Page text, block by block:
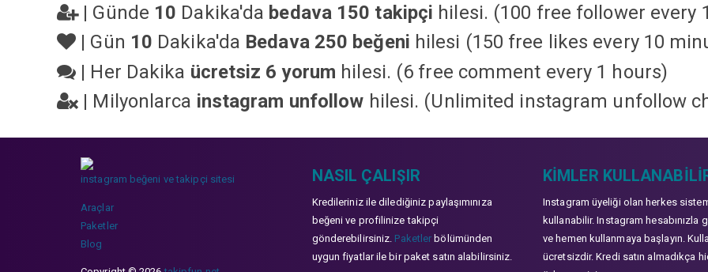
| Günde 10 Dakika'da bedava 150 takipçi hilesi. (100 free follower every
| Gün 10 Dakika'da Bedava 250 beğeni hilesi (150 free likes every 10
| Her Dakika ücretsiz 6 yorum hilesi. (6 free comment every 1 hours)
| Milyonlarca instagram unfollow hilesi. (Unlimited instagram unfollow
instagram beğeni ve takipçi sitesi
Araçlar
Paketler
Blog
NASIL ÇALIŞIR
Kredileriniz ile dilediğiniz paylaşımınıza
beğeni ve profilinize takipçi
gönderebilirsiniz. Paketler bölümünden
uygun fiyatlar ile bir paket satın alabilirsiniz.
KIMLER
Instagram üyeliği olan herkes
kullanabilir. Instagram hesabınızla
ve hemen kullanmaya başlayın.
ücretsizdir. Kredi satın almadıkça